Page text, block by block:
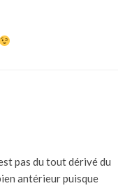
pas du tout dérivé du
antérieur puisque